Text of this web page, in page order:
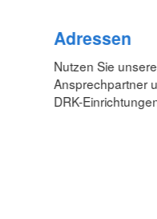
Adressen
Nutzen Sie
Ansprechpartner
DRK-